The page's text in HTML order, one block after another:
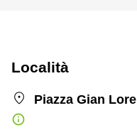
Località
Piazza Gian